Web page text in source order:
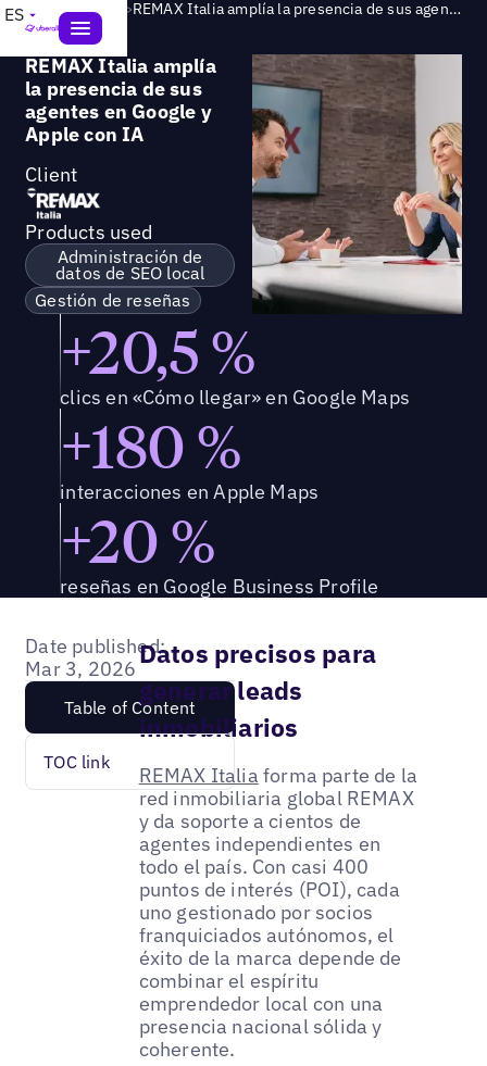
ES Success Story > REMAX Italia amplía la presencia de sus agentes en Google y Apple con IA
REMAX Italia amplía
la presencia de sus
agentes en Google y
Apple con IA
Client
Products used
Administración de
datos de SEO local
Gestión de reseñas
+20,5 %
clics en «Cómo llegar» en Google Maps
+180 %
interacciones en Apple Maps
+20 %
reseñas en Google Business Profile
Date published:
Mar 3, 2026
Table of Content
TOC link
Datos precisos para
generar leads
inmobiliarios
REMAX Italia forma parte de la
red inmobiliaria global REMAX
y da soporte a cientos de
agentes independientes en
todo el país. Con casi 400
puntos de interés (POI), cada
uno gestionado por socios
franquiciados autónomos, el
éxito de la marca depende de
combinar el espíritu
emprendedor local con una
presencia nacional sólida y
coherente.